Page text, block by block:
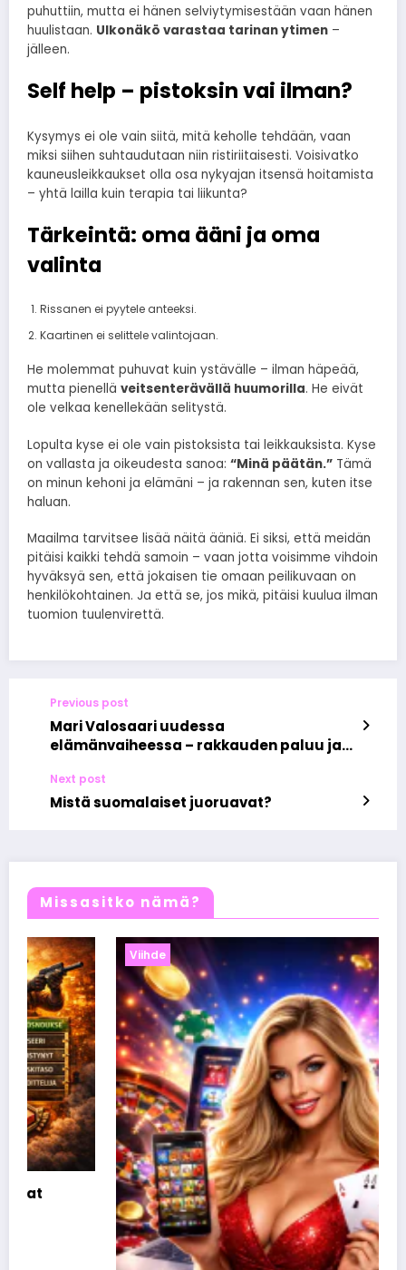
puhuttiin, mutta ei hänen selviytymisestään vaan hänen
huulistaan. Ulkonäkö varastaa tarinan ytimen –
jälleen.
Self help – pistoksin vai ilman?
Kysymys ei ole vain siitä, mitä keholle tehdään, vaan
miksi siihen suhtaudutaan niin ristiriitaisesti. Voisivatko
kauneusleikkaukset olla osa nykyajan itsensä hoitamista
– yhtä lailla kuin terapia tai liikunta?
Tärkeintä: oma ääni ja oma
valinta
Rissanen ei pyytele anteeksi.
Kaartinen ei selittele valintojaan.
He molemmat puhuvat kuin ystävälle – ilman häpeää,
mutta pienellä veitsenterävällä huumorilla. He eivät
ole velkaa kenellekään selitystä.
Lopulta kyse ei ole vain pistoksista tai leikkauksista. Kyse
on vallasta ja oikeudesta sanoa: “Minä päätän.” Tämä
on minun kehoni ja elämäni – ja rakennan sen, kuten itse
haluan.
Maailma tarvitsee lisää näitä ääniä. Ei siksi, että meidän
pitäisi kaikki tehdä samoin – vaan jotta voisimme vihdoin
hyväksyä sen, että jokaisen tie omaan peilikuvaan on
henkilökohtainen. Ja että se, jos mikä, pitäisi kuulua ilman
tuomion tuulenvirettä.
Previous post
Mari Valosaari uudessa
elämänvaiheessa – rakkauden paluu ja
Next post
Mistä suomalaiset juoruavat?
Missasitko nämä?
Viihde